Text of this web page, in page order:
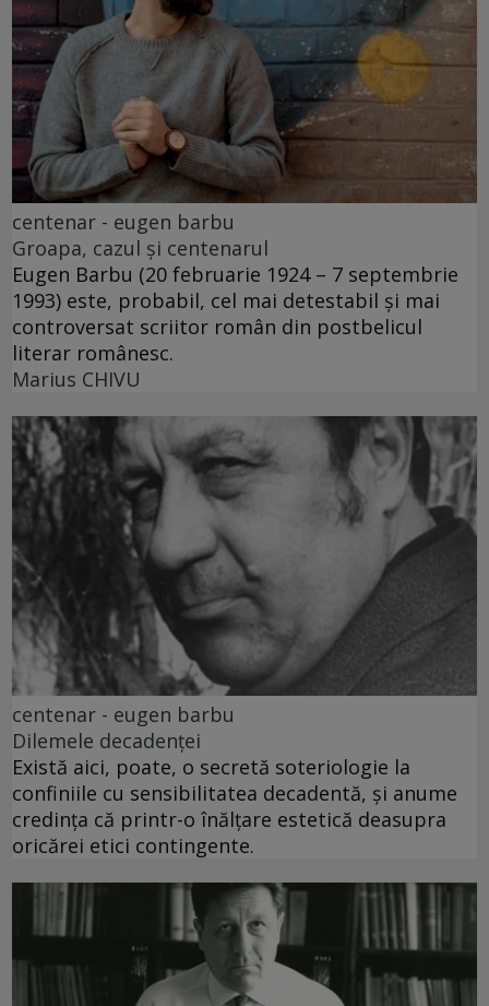
centenar - eugen barbu
Groapa, cazul și centenarul
Eugen Barbu (20 februarie 1924 – 7 septembrie
1993) este, probabil, cel mai detestabil și mai
controversat scriitor român din postbelicul
literar românesc.
Marius CHIVU
centenar - eugen barbu
Dilemele decadenței
Există aici, poate, o secretă soteriologie la
confiniile cu sensibilitatea decadentă, și anume
credința că printr-o înălțare estetică deasupra
oricărei etici contingente.